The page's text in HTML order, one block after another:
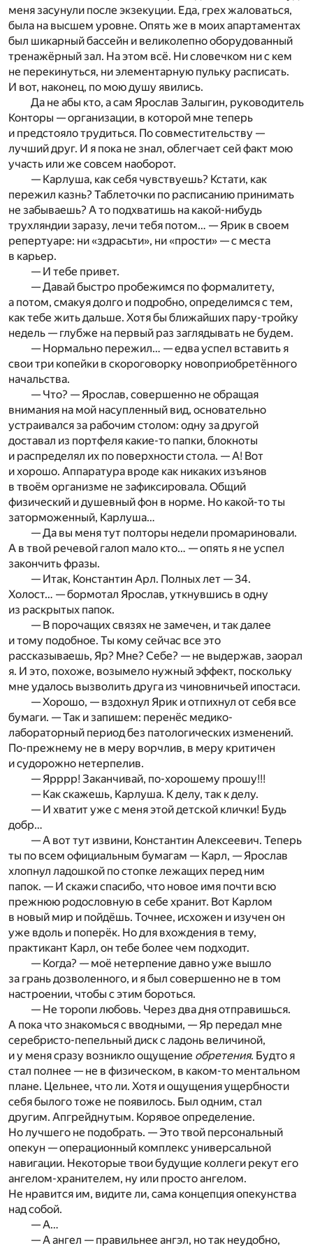
меня засунули после экзекуции. Еда, грех жаловаться,
была на высшем уровне. Опять же в моих апартаментах
был шикарный бассейн и великолепно оборудованный
тренажёрный зал. На этом всё. Ни словечком ни с кем
не перекинуться, ни элементарную пульку расписать.
И вот, наконец, по мою душу явились.
Да не абы кто, а сам Ярослав Залыгин, руководитель
Конторы — организации, в которой мне теперь
и предстояло трудиться. По совместительству —
лучший друг. И я пока не знал, облегчает сей факт мою
участь или же совсем наоборот.
— Карлуша, как себя чувствуешь? Кстати, как
пережил казнь? Таблеточки по расписанию принимать
не забываешь? А то подхватишь на какой-нибудь
трухляндии заразу, лечи тебя потом… — Ярик в своем
репертуаре: ни «здрасьти», ни «прости» — с места
в карьер.
— И тебе привет.
— Давай быстро пробежимся по формалитету,
а потом, смакуя долго и подробно, определимся с тем,
как тебе жить дальше. Хотя бы ближайших пару-тройку
недель — глубже на первый раз заглядывать не будем.
— Нормально пережил… — едва успел вставить я
свои три копейки в скороговорку новоприобретённого
начальства.
— Что? — Ярослав, совершенно не обращая
внимания на мой насупленный вид, основательно
устраивался за рабочим столом: одну за другой
доставал из портфеля какие-то папки, блокноты
и распределял их по поверхности стола. — А! Вот
и хорошо. Аппаратура вроде как никаких изъянов
в твоём организме не зафиксировала. Общий
физический и душевный фон в норме. Но какой-то ты
заторможенный, Карлуша…
— Да вы меня тут полторы недели промариновали.
А в твой речевой галоп мало кто… — опять я не успел
закончить фразы.
— Итак, Константин Арл. Полных лет — 34.
Холост… — бормотал Ярослав, уткнувшись в одну
из раскрытых папок.
— В порочащих связях не замечен, и так далее
и тому подобное. Ты кому сейчас все это
рассказываешь, Яр? Мне? Себе? — не выдержав, заорал
я. И это, похоже, возымело нужный эффект, поскольку
мне удалось вызволить друга из чиновничьей ипостаси.
— Хорошо, — вздохнул Ярик и отпихнул от себя все
бумаги. — Так и запишем: перенёс медико-
лабораторный период без патологических изменений.
По-прежнему не в меру ворчлив, в меру критичен
и судорожно нетерпелив.
— Ярррр! Заканчивай, по-хорошему прошу!!!
— Как скажешь, Карлуша. К делу, так к делу.
— И хватит уже с меня этой детской клички! Будь
добр…
— А вот тут извини, Константин Алексеевич. Теперь
ты по всем официальным бумагам — Карл, — Ярослав
хлопнул ладошкой по стопке лежащих перед ним
папок. — И скажи спасибо, что новое имя почти всю
прежнюю родословную в себе хранит. Вот Карлом
в новый мир и пойдёшь. Точнее, исхожен и изучен он
уже вдоль и поперёк. Но для вхождения в тему,
практикант Карл, он тебе более чем подходит.
— Когда? — моё нетерпение давно уже вышло
за грань дозволенного, и я был совершенно не в том
настроении, чтобы с этим бороться.
— Не торопи любовь. Через два дня отправишься.
А пока что знакомься с вводными, — Яр передал мне
серебристо-пепельный диск с ладонь величиной,
и у меня сразу возникло ощущение обретения. Будто я
стал полнее — не в физическом, в каком-то ментальном
плане. Цельнее, что ли. Хотя и ощущения ущербности
себя былого тоже не появилось. Был одним, стал
другим. Апгрейднутым. Корявое определение.
Но лучшего не подобрать. — Это твой персональный
опекун — операционный комплекс универсальной
навигации. Некоторые твои будущие коллеги рекут его
ангелом-хранителем, ну или просто ангелом.
Не нравится им, видите ли, сама концепция опекунства
над собой.
— А…
— А ангел — правильнее ангэл, но так неудобно,